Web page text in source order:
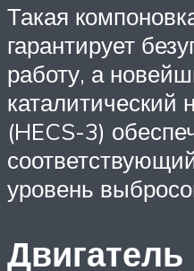
Такая
гарантирует
работу, а
каталитический
(HECS-3)
уровень
Двигатель